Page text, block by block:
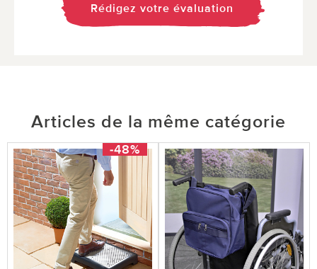
Rédigez votre évaluation
Articles de la même catégorie
-48%